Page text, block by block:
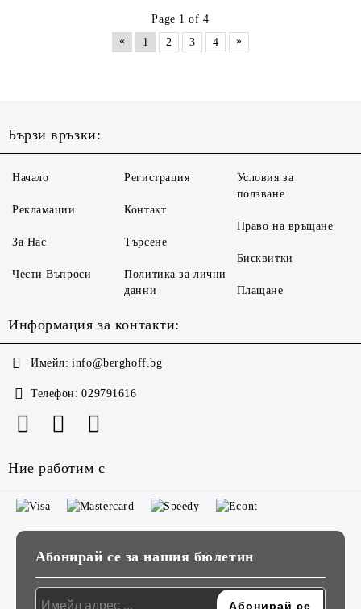
Page 1 of 4
«
1 2 3 4 »
Бързи връзки:
Начало
Рекламации
За Нас
Чести Въпроси
Регистрация
Контакт
Търсене
Политика за лични
данни
Условия за
ползване
Право на връщане
Бисквитки
Плащане
Информация за контакти:
Имейл: info@berghoff.bg
Телефон: 029791616
Ние работим с
Абонирай се за нашия бюлетин